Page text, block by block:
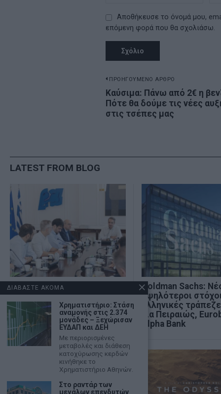
Αποθήκευσε το όνομά μου,
επόμενη φορά που θα σχολιάσω.
Πλοήγηση
άρθρων
ΠΡΟΗΓΟΥΜΕΝΟ ΑΡΘΡΟ
Previous
post:
Καύσιμα: Πάνω από 2€ η
Πότε θα δούμε τις νέες
στις τσέπες μας
LATEST FROM BLOG
Δυτική Αττική: Άμεση
στήριξη σε πυρόπληκτους
και επιχειρήσεις
Goldman Sachs:
υψηλότεροι στόχοι
ελληνικές
για Πειραιώς,
Alpha Bank
ΔΙΑΒΑΣΤΕ ΑΚΟΜΑ
Χρηματιστήριο: Στάση
αναμονής στις 2.374
μονάδες – Ξεχώρισαν
ΕΥΔΑΠ και ΔΕΗ
Με περιορισμένες
μεταβολές και διάθεση
κατοχύρωσης κερδών
κινήθηκε το
Χρηματιστήριο Αθηνών.
Στο ραντάρ των
μεγάλων επενδυτών